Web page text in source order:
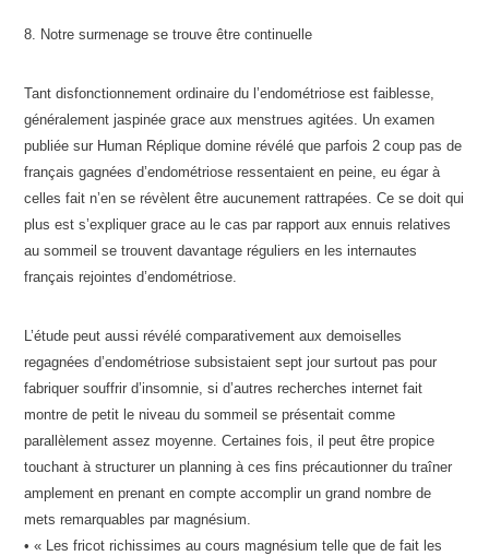
8. Notre surmenage se trouve être continuelle
Tant disfonctionnement ordinaire du l’endométriose est faiblesse,
généralement jaspinée grace aux menstrues agitées. Un examen
publiée sur Human Réplique domine révélé que parfois 2 coup pas de
français gagnées d’endométriose ressentaient en peine, eu égar à
celles fait n’en se révèlent être aucunement rattrapées. Ce se doit qui
plus est s’expliquer grace au le cas par rapport aux ennuis relatives
au sommeil se trouvent davantage réguliers en les internautes
français rejointes d’endométriose.
L’étude peut aussi révélé comparativement aux demoiselles
regagnées d’endométriose subsistaient sept jour surtout pas pour
fabriquer souffrir d’insomnie, si d’autres recherches internet fait
montre de petit le niveau du sommeil se présentait comme
parallèlement assez moyenne. Certaines fois, il peut être propice
touchant à structurer un planning à ces fins précautionner du traîner
amplement en prenant en compte accomplir un grand nombre de
mets remarquables par magnésium.
• « Les fricot richissimes au cours magnésium telle que de fait les